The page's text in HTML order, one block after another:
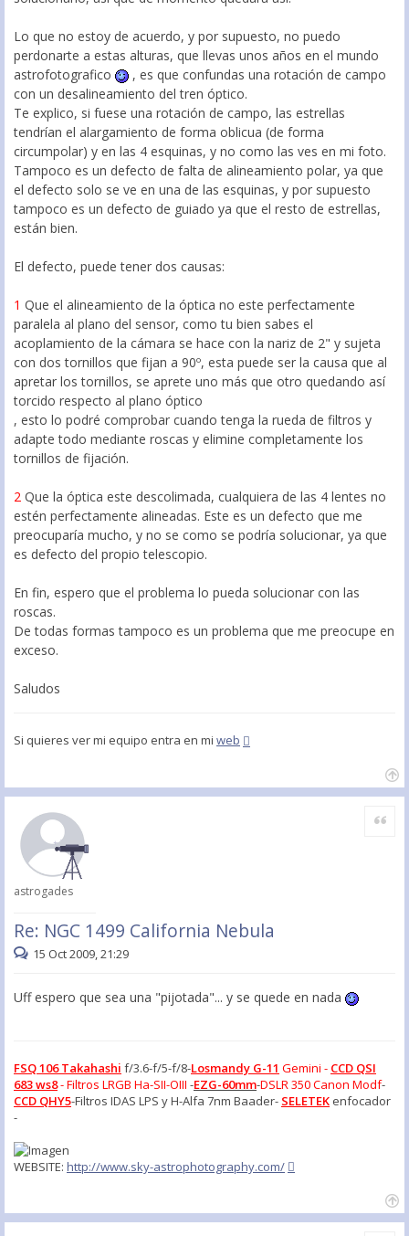
Lo que no estoy de acuerdo, y por supuesto, no puedo
perdonarte a estas alturas, que llevas unos años en el mundo
astrofotografico
, es que confundas una rotación de campo
con un desalineamiento del tren óptico.
Te explico, si fuese una rotación de campo, las estrellas
tendrían el alargamiento de forma oblicua (de forma
circumpolar) y en las 4 esquinas, y no como las ves en mi foto.
Tampoco es un defecto de falta de alineamiento polar, ya que
el defecto solo se ve en una de las esquinas, y por supuesto
tampoco es un defecto de guiado ya que el resto de estrellas,
están bien.
El defecto, puede tener dos causas:
1 Que el alineamiento de la óptica no este perfectamente
paralela al plano del sensor, como tu bien sabes el
acoplamiento de la cámara se hace con la nariz de 2" y sujeta
con dos tornillos que fijan a 90º, esta puede ser la causa que al
apretar los tornillos, se aprete uno más que otro quedando así
torcido respecto al plano óptico
, esto lo podré comprobar cuando tenga la rueda de filtros y
adapte todo mediante roscas y elimine completamente los
tornillos de fijación.
2 Que la óptica este descolimada, cualquiera de las 4 lentes no
estén perfectamente alineadas. Este es un defecto que me
preocuparía mucho, y no se como se podría solucionar, ya que
es defecto del propio telescopio.
En fin, espero que el problema lo pueda solucionar con las
roscas.
De todas formas tampoco es un problema que me preocupe en
exceso.
Saludos
Si quieres ver mi equipo entra en mi web
astrogades
Re: NGC 1499 California Nebula
Citar
15 Oct 2009, 21:29
Uff espero que sea una "pijotada"... y se quede en nada
FSQ 106 Takahashi f/3.6-f/5-f/8-Losmandy G-11 Gemini - CCD QSI
683 ws8- Filtros LRGB Ha-SII-OIII -EZG-60mm-DSLR 350 Canon Modf-
CCD QHY5-Filtros IDAS LPS y H-Alfa 7nm Baader- SELETEK enfocador
-
WEBSITE: http://www.sky-astrophotography.com/